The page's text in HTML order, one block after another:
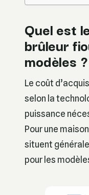
Quel est
brûleur
modèles ?
Le coût
selon la
puissance
Pour une
situent
pour les